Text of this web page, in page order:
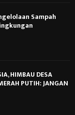
Sampah
HIMBAU DESA
PUTIH: JANGAN